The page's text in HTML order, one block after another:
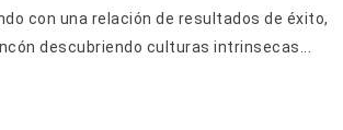
con una relación de resultados de éxito,
descubriendo culturas intrinsecas...